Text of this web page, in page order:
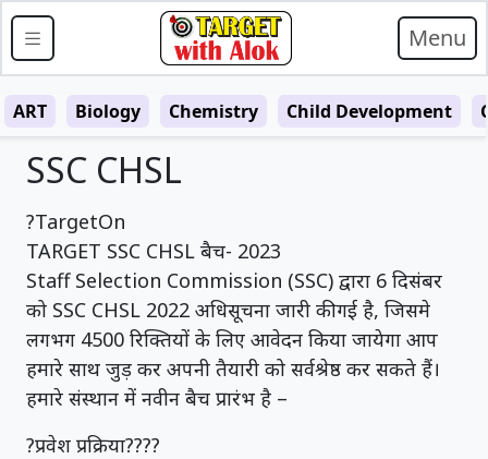
Menu
ART Biology Chemistry Child Development
SSC CHSL
?TargetOn
TARGET SSC CHSL बैच- 2023
Staff Selection Commission (SSC) द्वारा 6 दिसंबर
को SSC CHSL 2022 अधिसूचना जारी की गई है, जिसमे
लगभग 4500 रिक्तियों के लिए आवेदन किया जायेगा आप
हमारे साथ जुड़ कर अपनी तैयारी को सर्वश्रेष्ठ कर सकते हैं।
हमारे संस्थान में नवीन बैच प्रारंभ है –
?प्रवेश प्रक्रिया????